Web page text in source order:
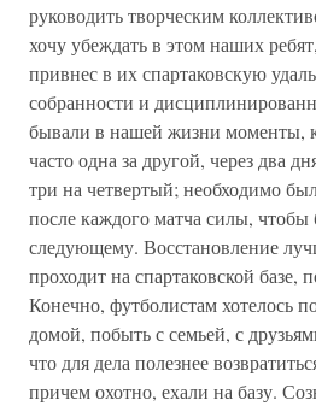
руководить творческим
хочу убеждать в этом наших
привнес в их спартаковскую
собранности и
бывали в нашей жизни моменты,
часто одна за другой, через два
три на четвертый; необходимо
после каждого матча силы,
следующему. Восстановление
проходит на спартаковской базе,
Конечно, футболистам хотелось
домой, побыть с семьей, с
что для дела полезнее
причем охотно, ехали на базу.